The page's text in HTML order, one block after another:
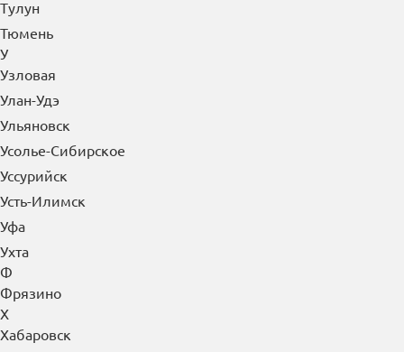
Тулун
Тюмень
У
Узловая
Улан-Удэ
Ульяновск
Усолье-Сибирское
Уссурийск
Усть-Илимск
Уфа
Ухта
Ф
Фрязино
Х
Хабаровск